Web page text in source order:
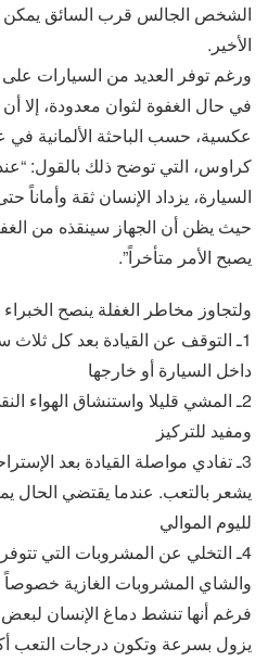
الشخص الجالس قرب السائق يمكن
الأخير.
ورغم توفر العديد من السيارات
في حال الغفوة لثوان معدودة، إلا أن
عكسية، حسب الباحثة الألمانية في
كراوس، التي توضح ذلك بالقول:
السيارة، يزداد الإنسان ثقة
حيث يظن أن الجهاز سينقذه من
يصبح الأمر متأخراً”.
ولتجاوز مخاطر الغفلة ينصح
1ـ التوقف عن القيادة بعد كل
داخل السيارة أو خارجها
2ـ المشي قليلا واستنشاق الهواء
ومفيد للتركيز
3ـ تفادي مواصلة القيادة بعد
يشعر بالتعب. عندما يقتضي الحال
لليوم الموالي
4ـ التخلي عن المشروبات التي
والشاي المشروبات الغازية
فرغم أنها تنشط دماغ الإنسان لبعض
يزول بسرعة وتكون درجات التعب